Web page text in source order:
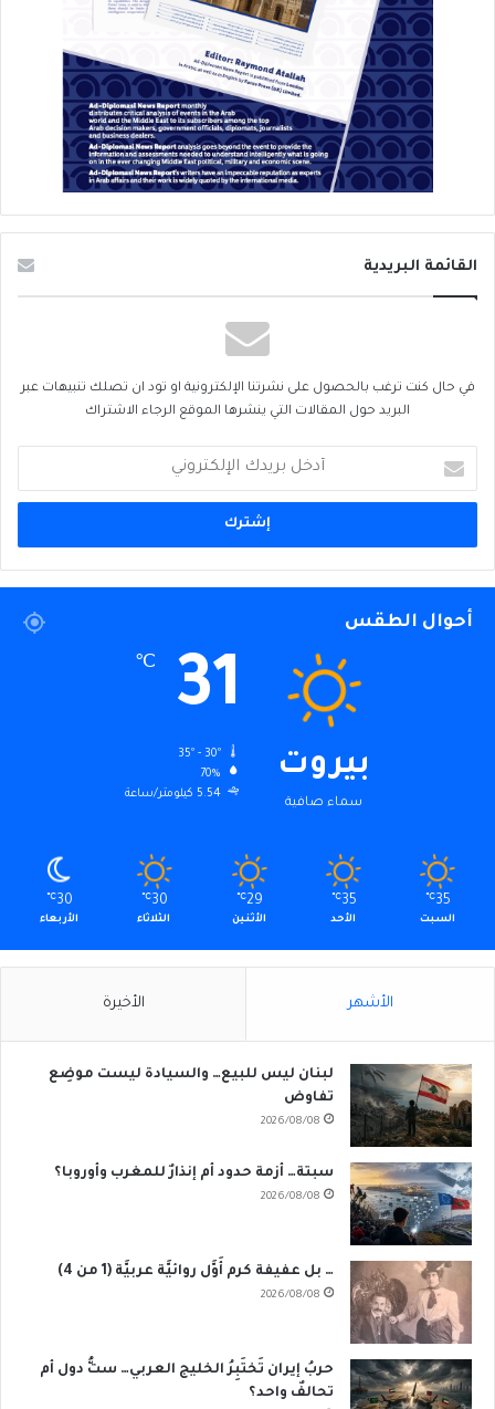
القائمة البريدية
في حال كنت ترغب بالحصول على نشرتنا الإلكترونية او تود ان تصلك تنبيهات عبر
البريد حول المقالات التي ينشرها الموقع الرجاء الاشتراك
بريدك
الإلكتروني
أحوال الطقس
بيروت
سماء صافية
31
℃
70%
5.54 كيلومتر/ساعة
35
℃
السبت
35
℃
الأحد
29
℃
الأثنين
30
℃
الثلاثاء
30
℃
الأربعاء
الأشهر الأخيرة
لبنان ليس للبيع… والسيادة ليست موضِع
تفاوض
2026/08/08
سبتة… أزمة حدود أم إنذارٌ للمغرب وأوروبا؟
2026/08/08
… بل عفيفة كرم أَوَّل روائيَّة عربيَّة (1 من 4)
2026/08/08
حربُ إيران تَختَبِرُ الخليج العربي… ستُّ دول أم
تحالفٌ واحد؟